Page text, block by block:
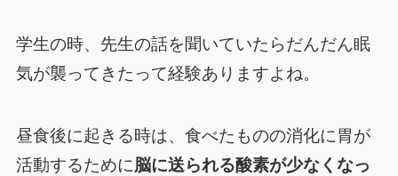
学生の時、先生の話を聞いていたらだんだん眠
気が襲ってきたって経験ありますよね。
昼食後に起きる時は、食べたものの消化に胃が
活動するために脳に送られる酸素が少なくなっ